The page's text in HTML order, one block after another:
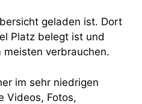
geladen ist. Dort
Platz belegt ist und
meisten verbrauchen.
im sehr niedrigen
Videos, Fotos,